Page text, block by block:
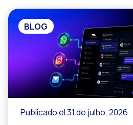
BLOG
Publicado el 31 de julho, 2026